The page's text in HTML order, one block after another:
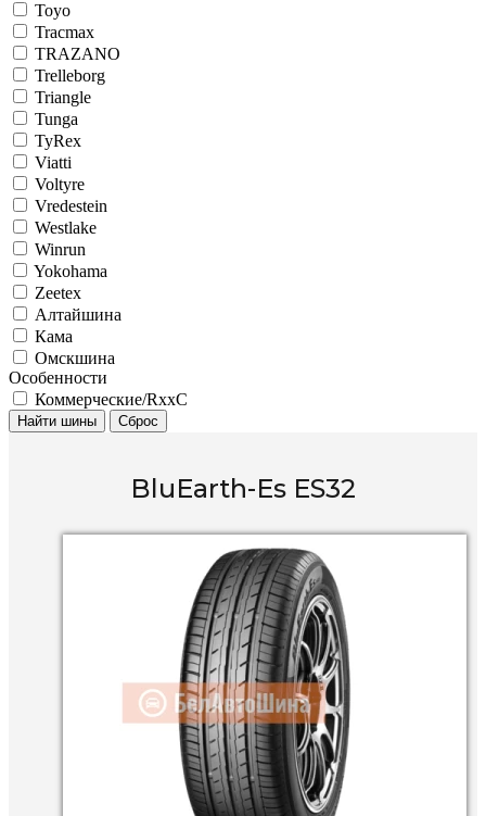
Toyo
Tracmax
TRAZANO
Trelleborg
Triangle
Tunga
TyRex
Viatti
Voltyre
Vredestein
Westlake
Winrun
Yokohama
Zeetex
Алтайшина
Кама
Омскшина
Особенности
Коммерческие/RxxC
Найти шины Сброс
BluEarth-Es ES32